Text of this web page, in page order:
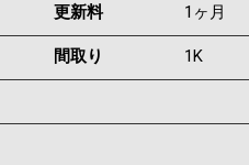
更新料 1ヶ月
間取り 1K